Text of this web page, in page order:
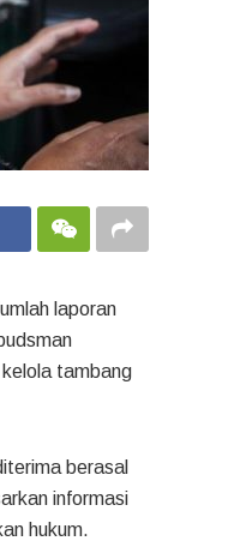
laporan
tambang
berasal
informasi
hukum.